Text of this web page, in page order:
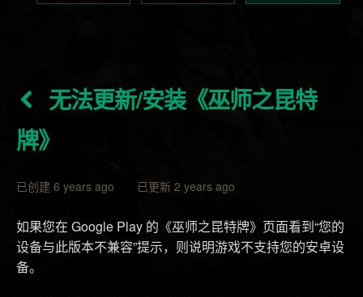
无法更新/安装《巫师之昆特
牌》
已创建 6 years ago 已更新 2 years ago
如果您在 Google Play 的《巫师之昆特牌》页面看到“您的
设备与此版本不兼容”提示，则说明游戏不支持您的安卓设
备。